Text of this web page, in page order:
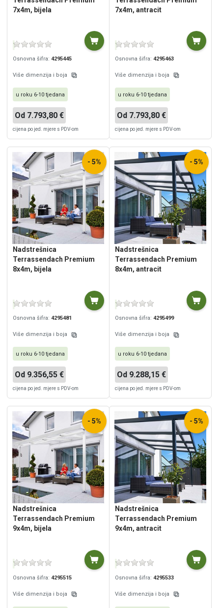
7x4m, bijela
Osnovna šifra: 4295445
Više dimenzija i boja
u roku 6-10 tjedana
Od 7.793,80 €
cijena po jed. mjere s PDV-om
7x4m, antracit
Osnovna šifra: 4295463
Više dimenzija i boja
u roku 6-10 tjedana
Od 7.793,80 €
cijena po jed. mjere s PDV-om
- 5%
Nadstrešnica
Terrassendach Premium
8x4m, bijela
Osnovna šifra: 4295481
Više dimenzija i boja
u roku 6-10 tjedana
Od 9.356,55 €
cijena po jed. mjere s PDV-om
- 5%
Nadstrešnica
Terrassendach Premium
8x4m, antracit
Osnovna šifra: 4295499
Više dimenzija i boja
u roku 6-10 tjedana
Od 9.288,15 €
cijena po jed. mjere s PDV-om
- 5%
Nadstrešnica
Terrassendach Premium
9x4m, bijela
Osnovna šifra: 4295515
Više dimenzija i boja
- 5%
Nadstrešnica
Terrassendach Premium
9x4m, antracit
Osnovna šifra: 4295533
Više dimenzija i boja